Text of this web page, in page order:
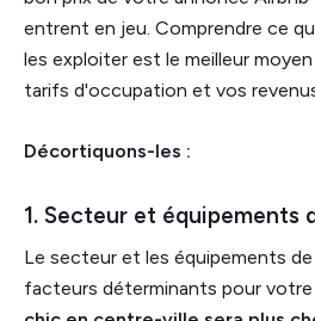
entrent en jeu. Comprendre ce
les exploiter est le meilleur
tarifs d'occupation et vos
Décortiquons-les :
1. Secteur et équipements
Le secteur et les équipements
facteurs déterminants pour votre